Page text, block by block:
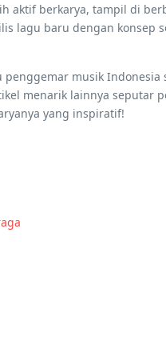
aktif berkarya, tampil di
lagu baru dengan konsep
penggemar musik Indonesia
menarik lainnya seputar
yang inspiratif!